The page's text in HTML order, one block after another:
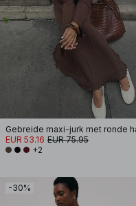
EUR 53.16 EUR 75.95
+2
-30%